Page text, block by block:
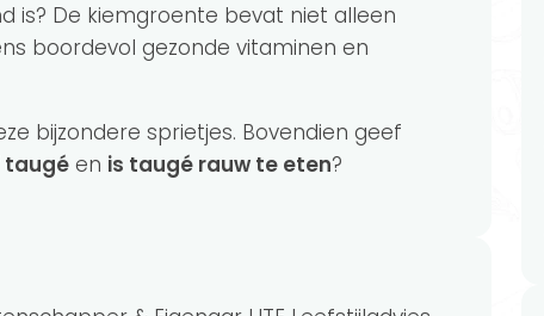
is? De kiemgroente bevat niet alleen
boordevol gezonde vitaminen en
bijzondere sprietjes. Bovendien geef
taugé en is taugé rauw te eten?